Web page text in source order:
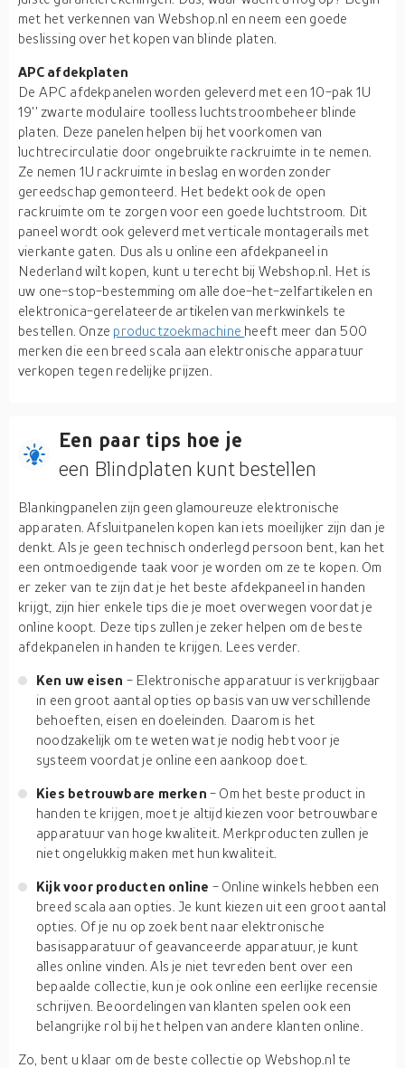
met het verkennen van Webshop.nl en neem een goede
beslissing over het kopen van blinde platen.
APC afdekplaten
De APC afdekpanelen worden geleverd met een 10-pak 1U
19'' zwarte modulaire toolless luchtstroombeheer blinde
platen. Deze panelen helpen bij het voorkomen van
luchtrecirculatie door ongebruikte rackruimte in te nemen.
Ze nemen 1U rackruimte in beslag en worden zonder
gereedschap gemonteerd. Het bedekt ook de open
rackruimte om te zorgen voor een goede luchtstroom. Dit
paneel wordt ook geleverd met verticale montagerails met
vierkante gaten. Dus als u online een afdekpaneel in
Nederland wilt kopen, kunt u terecht bij Webshop.nl. Het is
uw one-stop-bestemming om alle doe-het-zelfartikelen en
elektronica-gerelateerde artikelen van merkwinkels te
bestellen. Onze productzoekmachine heeft meer dan 500
merken die een breed scala aan elektronische apparatuur
verkopen tegen redelijke prijzen.
Een paar tips hoe je
een Blindplaten kunt bestellen
Blankingpanelen zijn geen glamoureuze elektronische
apparaten. Afsluitpanelen kopen kan iets moeilijker zijn dan je
denkt. Als je geen technisch onderlegd persoon bent, kan het
een ontmoedigende taak voor je worden om ze te kopen. Om
er zeker van te zijn dat je het beste afdekpaneel in handen
krijgt, zijn hier enkele tips die je moet overwegen voordat je
online koopt. Deze tips zullen je zeker helpen om de beste
afdekpanelen in handen te krijgen. Lees verder.
Ken uw eisen - Elektronische apparatuur is verkrijgbaar
in een groot aantal opties op basis van uw verschillende
behoeften, eisen en doeleinden. Daarom is het
noodzakelijk om te weten wat je nodig hebt voor je
systeem voordat je online een aankoop doet.
Kies betrouwbare merken - Om het beste product in
handen te krijgen, moet je altijd kiezen voor betrouwbare
apparatuur van hoge kwaliteit. Merkproducten zullen je
niet ongelukkig maken met hun kwaliteit.
Kijk voor producten online - Online winkels hebben een
breed scala aan opties. Je kunt kiezen uit een groot aantal
opties. Of je nu op zoek bent naar elektronische
basisapparatuur of geavanceerde apparatuur, je kunt
alles online vinden. Als je niet tevreden bent over een
bepaalde collectie, kun je ook online een eerlijke recensie
schrijven. Beoordelingen van klanten spelen ook een
belangrijke rol bij het helpen van andere klanten online.
Zo, bent u klaar om de beste collectie op Webshop.nl te